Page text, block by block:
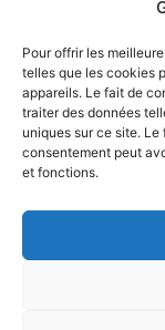
Pour offrir les
telles que les cookies
appareils. Le fait de
traiter des données
uniques sur ce site.
consentement peut
et fonctions.
© 2025 MBM